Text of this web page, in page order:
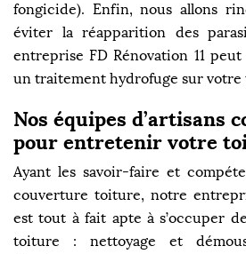
fongicide). Enfin, nous allons
éviter la réapparition des
entreprise FD Rénovation 11
un traitement hydrofuge sur
Nos équipes d’artisans
pour entretenir votre
Ayant les savoir-faire et
couverture toiture, notre
est tout à fait apte à s’occuper
toiture : nettoyage et